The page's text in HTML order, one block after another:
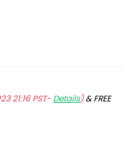
21:16 PST- Details)&FREE